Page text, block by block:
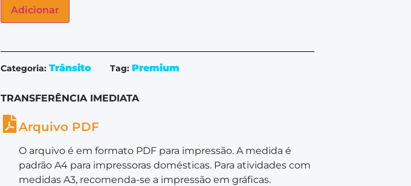
Adicionar
Categoria: Trânsito Tag: Premium
TRANSFERÊNCIA IMEDIATA
Arquivo PDF
O arquivo é em formato PDF para impressão. A medida é
padrão A4 para impressoras domésticas. Para atividades com
medidas A3, recomenda-se a impressão em gráficas.